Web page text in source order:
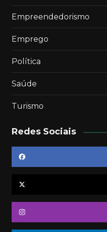
Empreendedorismo
Emprego
Política
Saúde
Turismo
Redes Sociais